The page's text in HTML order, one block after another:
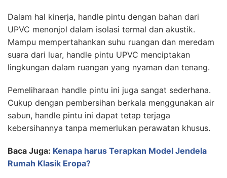
Dalam hal kinerja, handle pintu dengan bahan dari
UPVC menonjol dalam isolasi termal dan akustik.
Mampu mempertahankan suhu ruangan dan meredam
suara dari luar, handle pintu UPVC menciptakan
lingkungan dalam ruangan yang nyaman dan tenang.
Pemeliharaan handle pintu ini juga sangat sederhana.
Cukup dengan pembersihan berkala menggunakan air
sabun, handle pintu ini dapat tetap terjaga
kebersihannya tanpa memerlukan perawatan khusus.
Baca Juga: Kenapa harus Terapkan Model Jendela
Rumah Klasik Eropa?